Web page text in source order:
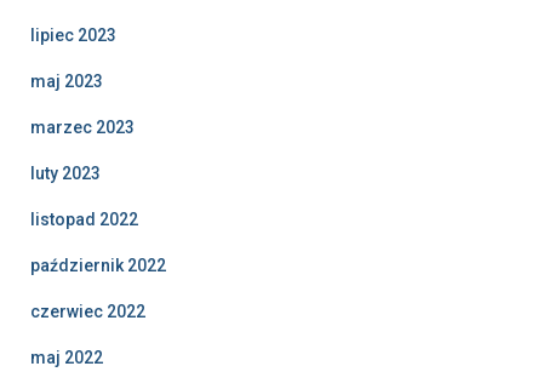
lipiec 2023
maj 2023
marzec 2023
luty 2023
listopad 2022
październik 2022
czerwiec 2022
maj 2022